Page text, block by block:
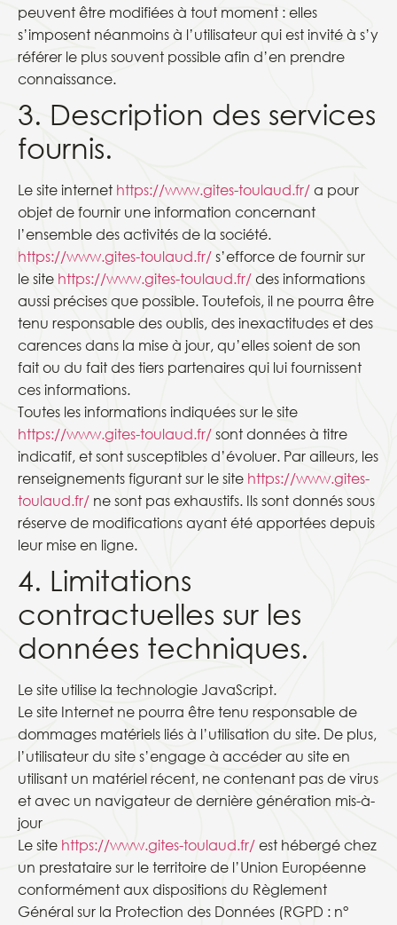
peuvent être modifiées à tout moment : elles
s’imposent néanmoins à l’utilisateur qui est invité à s’y
référer le plus souvent possible afin d’en prendre
connaissance.
3. Description des services
fournis.
Le site internet https://www.gites-toulaud.fr/ a pour
objet de fournir une information concernant
l’ensemble des activités de la société.
https://www.gites-toulaud.fr/ s’efforce de fournir sur
le site https://www.gites-toulaud.fr/ des informations
aussi précises que possible. Toutefois, il ne pourra être
tenu responsable des oublis, des inexactitudes et des
carences dans la mise à jour, qu’elles soient de son
fait ou du fait des tiers partenaires qui lui fournissent
ces informations.
Toutes les informations indiquées sur le site
https://www.gites-toulaud.fr/ sont données à titre
indicatif, et sont susceptibles d’évoluer. Par ailleurs, les
renseignements figurant sur le site https://www.gites-
toulaud.fr/ ne sont pas exhaustifs. Ils sont donnés sous
réserve de modifications ayant été apportées depuis
leur mise en ligne.
4. Limitations
contractuelles sur les
données techniques.
Le site utilise la technologie JavaScript.
Le site Internet ne pourra être tenu responsable de
dommages matériels liés à l’utilisation du site. De plus,
l’utilisateur du site s’engage à accéder au site en
utilisant un matériel récent, ne contenant pas de virus
et avec un navigateur de dernière génération mis-à-
jour
Le site https://www.gites-toulaud.fr/ est hébergé chez
un prestataire sur le territoire de l’Union Européenne
conformément aux dispositions du Règlement
Général sur la Protection des Données (RGPD : n°